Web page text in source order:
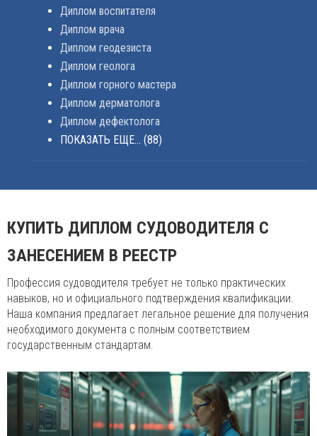
Диплом воспитателя
Диплом врача
Диплом геодезиста
Диплом геолога
Диплом горного мастера
Диплом дерматолога
Диплом дефектолога
ПОКАЗАТЬ ЕЩЕ... (88)
КУПИТЬ ДИПЛОМ СУДОВОДИТЕЛЯ С
ЗАНЕСЕНИЕМ В РЕЕСТР
Профессия судоводителя требует не только практических
навыков, но и официального подтверждения квалификации.
Наша компания предлагает легальное решение для получения
необходимого документа с полным соответствием
государственным стандартам.